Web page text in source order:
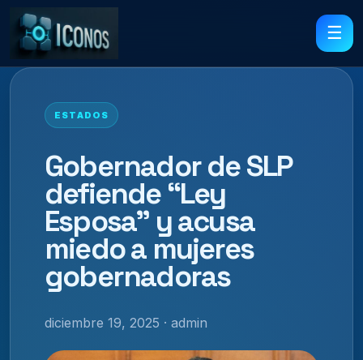
☰
ESTADOS
Gobernador de SLP
defiende “Ley
Esposa” y acusa
miedo a mujeres
gobernadoras
diciembre 19, 2025 · admin